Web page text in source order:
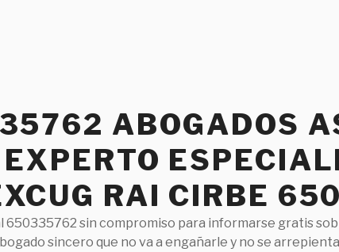
ABOGADOS
RAI CIRBE
650335762 sin compromiso para informarse gratis
sincero que no va a engañarle y no se